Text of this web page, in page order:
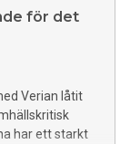
för det
Verian låtit
har ett starkt